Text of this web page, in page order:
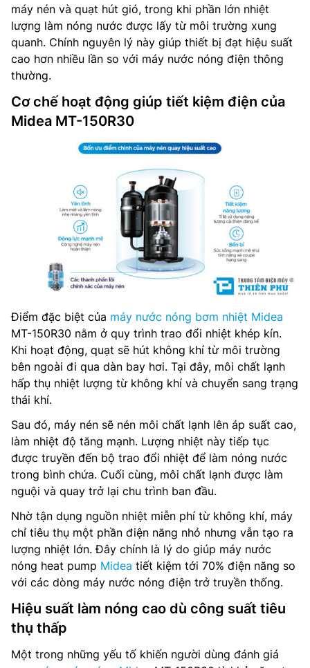
máy nén và quạt hút gió, trong khi phần lớn nhiệt
lượng làm nóng nước được lấy từ môi trường xung
quanh. Chính nguyên lý này giúp thiết bị đạt hiệu suất
cao hơn nhiều lần so với máy nước nóng điện thông
thường.
Cơ chế hoạt động giúp tiết kiệm điện của
Midea MT-150R30
Điểm đặc biệt của máy nước nóng bơm nhiệt Midea
MT-150R30 nằm ở quy trình trao đổi nhiệt khép kín.
Khi hoạt động, quạt sẽ hút không khí từ môi trường
bên ngoài đi qua dàn bay hơi. Tại đây, môi chất lạnh
hấp thụ nhiệt lượng từ không khí và chuyển sang trạng
thái khí.
Sau đó, máy nén sẽ nén môi chất lạnh lên áp suất cao,
làm nhiệt độ tăng mạnh. Lượng nhiệt này tiếp tục
được truyền đến bộ trao đổi nhiệt để làm nóng nước
trong bình chứa. Cuối cùng, môi chất lạnh được làm
nguội và quay trở lại chu trình ban đầu.
Nhờ tận dụng nguồn nhiệt miễn phí từ không khí, máy
chỉ tiêu thụ một phần điện năng nhỏ nhưng vẫn tạo ra
lượng nhiệt lớn. Đây chính là lý do giúp máy nước
nóng heat pump Midea tiết kiệm tới 70% điện năng so
với các dòng máy nước nóng điện trở truyền thống.
Hiệu suất làm nóng cao dù công suất tiêu
thụ thấp
Một trong những yếu tố khiến người dùng đánh giá